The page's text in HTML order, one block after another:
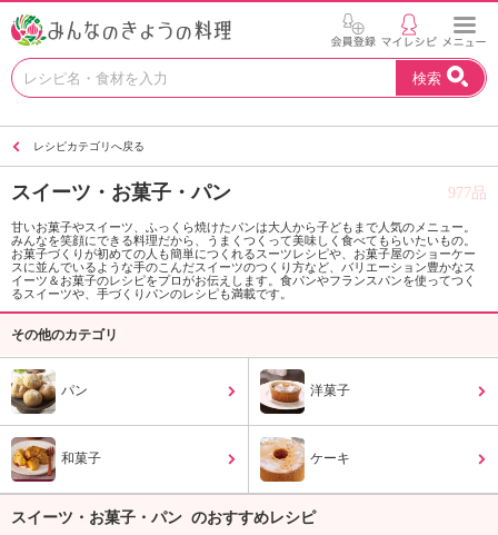
お
い
を
見
つ
け
よ
。
K
エ
ケ
検索
レシピカテゴリへ戻る
スイーツ・お菓子・パン 977品
甘いお菓子やスイーツ、ふっくら焼けたパンは大人から子どもまで人気のメニュー。
みんなを笑顔にできる料理だから、うまくつくって美味しく食べてもらいたいもの。
お菓子づくりが初めての人も簡単につくれるスーツレシピや、お菓子屋のショーケー
スに並んでいるような手のこんだスイーツのつくり方など、バリエーション豊かなス
イーツ＆お菓子のレシピをプロがお伝えします。食パンやフランスパンを使ってつく
るスイーツや、手づくりパンのレシピも満載です。
その他のカテゴリ
パン 洋菓子
和菓子 ケーキ
スイーツ・お菓子・パン のおすすめレシピ